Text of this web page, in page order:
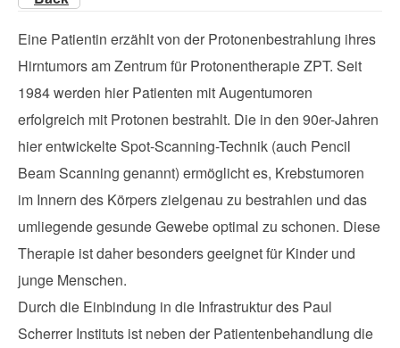
Eine Patientin erzählt von der Protonenbestrahlung ihres
Hirntumors am Zentrum für Protonentherapie ZPT. Seit
1984 werden hier Patienten mit Augentumoren
erfolgreich mit Protonen bestrahlt. Die in den 90er-Jahren
hier entwickelte Spot-Scanning-Technik (auch Pencil
Beam Scanning genannt) ermöglicht es, Krebstumoren
im Innern des Körpers zielgenau zu bestrahlen und das
umliegende gesunde Gewebe optimal zu schonen. Diese
Therapie ist daher besonders geeignet für Kinder und
junge Menschen.
Durch die Einbindung in die Infrastruktur des Paul
Scherrer Instituts ist neben der Patientenbehandlung die